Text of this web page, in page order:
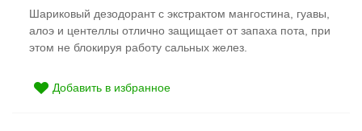
Шариковый дезодорант с экстрактом мангостина, гуавы,
алоэ и центеллы отлично защищает от запаха пота, при
этом не блокируя работу сальных желез.
Добавить в избранное